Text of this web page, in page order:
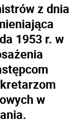
z dnia
1953 r. w
w